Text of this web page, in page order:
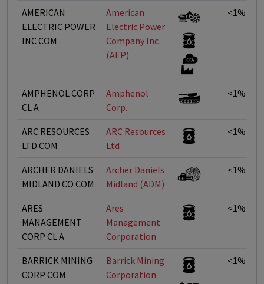
AMERICAN
ELECTRIC POWER
INC COM
American
Electric Power
Company Inc
(AEP)
<1%
AMPHENOL CORP
CL A
Amphenol
Corp.
<1%
ARC RESOURCES
LTD COM
ARC Resources
Ltd
<1%
ARCHER DANIELS
MIDLAND CO COM
Archer Daniels
Midland (ADM)
<1%
ARES
MANAGEMENT
CORP CL A
Ares
Management
Corporation
<1%
BARRICK MINING
CORP COM
Barrick Mining
Corporation
<1%